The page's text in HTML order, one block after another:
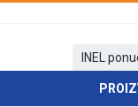
INEL